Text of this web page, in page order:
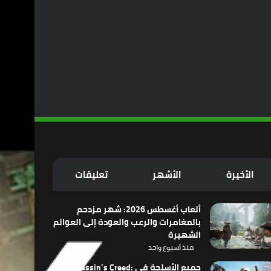
الأخيرة الأشهر تعليقات
ألعاب أغسطس 2026: شهر مزدحم
بالمغامرات والرعب والعودة إلى العوالم
الشهيرة
منذ أسبوع واحد
جميع الأسلحة في Assassin’s Creed: